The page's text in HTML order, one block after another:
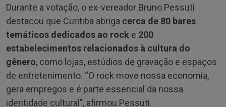
Durante a votação, o ex-vereador Bruno Pessuti
destacou que Curitiba abriga cerca de 80 bares
temáticos dedicados ao rock e 200
estabelecimentos relacionados à cultura do
gênero, como lojas, estúdios de gravação e espaços
de entretenimento. “O rock move nossa economia,
gera empregos e é parte essencial da nossa
identidade cultural”, afirmou Pessuti.